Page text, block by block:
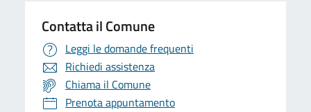
Contatta il Comune
Leggi le domande frequenti
Richiedi assistenza
Chiama il Comune
Prenota appuntamento